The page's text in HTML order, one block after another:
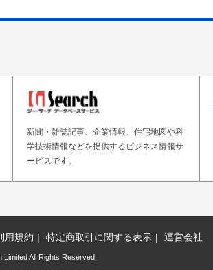
新聞・雑誌記事、企業情報、住宅地図や科
学技術情報などを提供するビジネス情報サ
ービスです。
用規約 特定商取引に関する表示 運営会社
All Rights Reserved.